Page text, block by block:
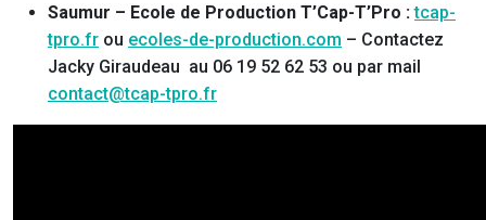
Saumur – Ecole de Production T’Cap-T’Pro :tcap-
tpro.fr ou ecoles-de-production.com – Contactez
Jacky Giraudeau au 06 19 52 62 53 ou par mail
contact@tcap-tpro.fr